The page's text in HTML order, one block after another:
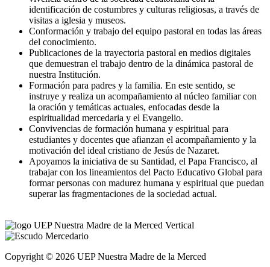
identificación de costumbres y culturas religiosas, a través de
visitas a iglesia y museos.
Conformación y trabajo del equipo pastoral en todas las áreas
del conocimiento.
Publicaciones de la trayectoria pastoral en medios digitales
que demuestran el trabajo dentro de la dinámica pastoral de
nuestra Institución.
Formación para padres y la familia. En este sentido, se
instruye y realiza un acompañamiento al núcleo familiar con
la oración y temáticas actuales, enfocadas desde la
espiritualidad mercedaria y el Evangelio.
Convivencias de formación humana y espiritual para
estudiantes y docentes que afianzan el acompañamiento y la
motivación del ideal cristiano de Jesús de Nazaret.
Apoyamos la iniciativa de su Santidad, el Papa Francisco, al
trabajar con los lineamientos del Pacto Educativo Global para
formar personas con madurez humana y espiritual que puedan
superar las fragmentaciones de la sociedad actual.
Copyright © 2026 UEP Nuestra Madre de la Merced